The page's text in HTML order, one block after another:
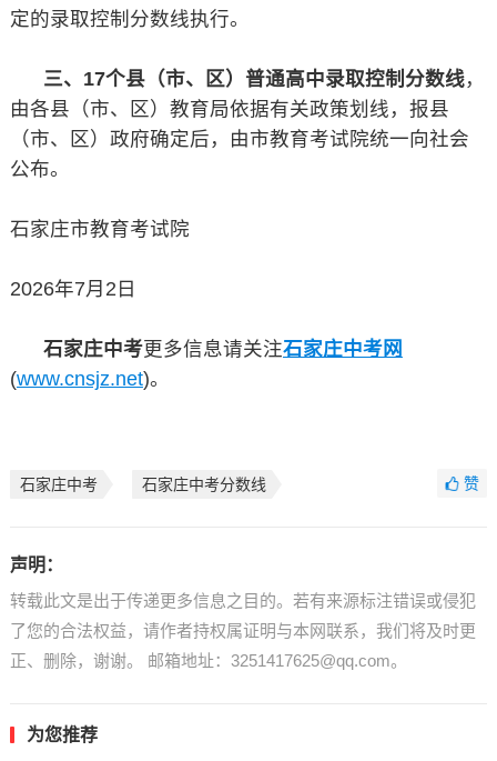
定的录取控制分数线执行。
三、17个县（市、区）普通高中录取控制分数线，
由各县（市、区）教育局依据有关政策划线，报县
（市、区）政府确定后，由市教育考试院统一向社会
公布。
石家庄市教育考试院
2026年7月2日
石家庄中考更多信息请关注石家庄中考网
(www.cnsjz.net)。
石家庄中考 石家庄中考分数线 赞
声明：
转载此文是出于传递更多信息之目的。若有来源标注错误或侵犯
了您的合法权益，请作者持权属证明与本网联系，我们将及时更
正、删除，谢谢。 邮箱地址：3251417625@qq.com。
为您推荐